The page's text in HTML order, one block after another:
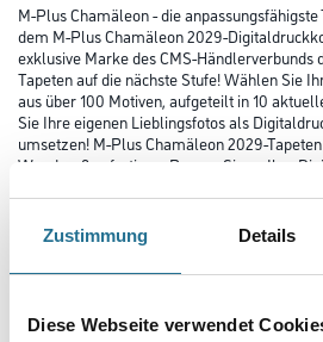
Zustimmung Details
Diese Webseite verwendet
M-Plus Chamäleon - die
dem M-Plus Chamäleon 2029-
exklusive Marke des CMS-Händlerverbunds
Tapeten auf die nächste Stufe! Wählen Sie
aus über 100 Motiven, aufgeteilt in 10
Sie Ihre eigenen Lieblingsfotos als
umsetzen! M-Plus Chamäleon 2029-
Wandmaß anfertigen. Passen Sie so Ihre
Farbtonbezeichnung
Länge in centimeter